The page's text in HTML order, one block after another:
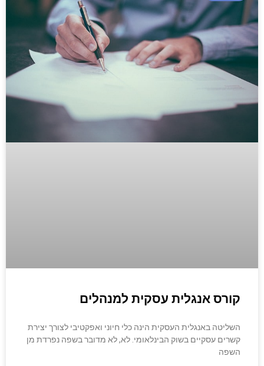
קורס אנגלית עסקית למנהלים
השליטה באנגלית העסקית הינה כלי חיוני ואפקטיבי לצורך יצירת
קשרים עסקיים בשוק הבינלאומי. לא, לא מדובר בשפה נפרדת מן
השפה